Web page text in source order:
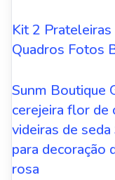
Kit 2
Quadros Fotos
Sunm Boutique
cerejeira flor de
videiras de
para decoração
rosa